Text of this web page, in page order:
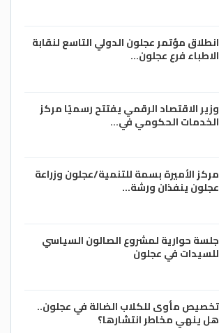
انطلاق مؤتمر عجلون الدولي التاسع لنقابة
الاطباء فرع عجلون…
وزير الاقتصاد الرقمي يفتتح رسميًا مركز
الخدمات الحكومي في…
مركز الأميرة بسمة للتنمية/عجلون وزراعة
عجلون ينفذان ورشة…
جلسة حوارية لمشروع الصالون السياسي
للسيدات في عجلون
تخصيص مأوى للكلاب الضالة في عجلون..
هل ينهي مخاطر انتشارها؟